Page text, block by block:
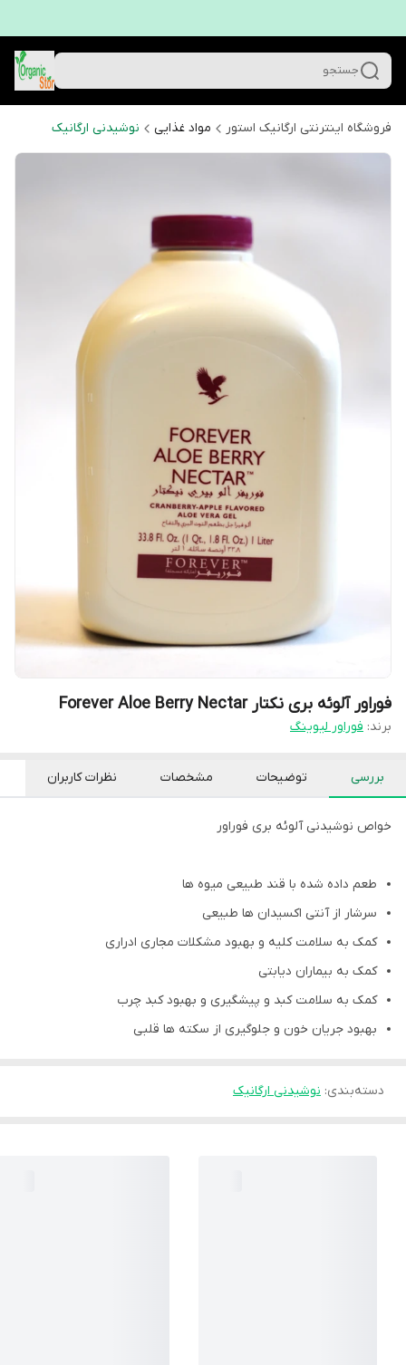
جستجو
فروشگاه اینترنتی ارگانیک استور مواد غذایی نوشیدنی ارگانیک
فوراور آلوئه بری نکتار Forever Aloe Berry Nectar
برند: فوراور لیوینگ
بررسی توضیحات مشخصات نظرات کاربران
خواص نوشیدنی آلوئه بری فوراور
طعم داده شده با قند طبیعی میوه ها
سرشار از آنتی اکسیدان ها طبیعی
کمک به سلامت کلیه و بهبود مشکلات مجاری ادراری
کمک به بیماران دیابتی
کمک به سلامت کبد و پیشگیری و بهبود کبد چرب
بهبود جریان خون و جلوگیری از سکته ها قلبی
دسته‌بندی: نوشیدنی ارگانیک